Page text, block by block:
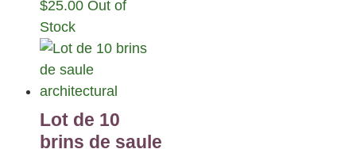
$25.00 Out of
Stock
Lot de 10
brins de saule